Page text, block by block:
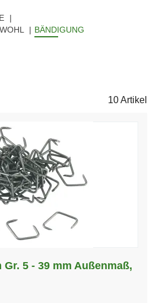
BÄNDIGUNG
10 Artikel
5 - 39 mm Außenmaß,